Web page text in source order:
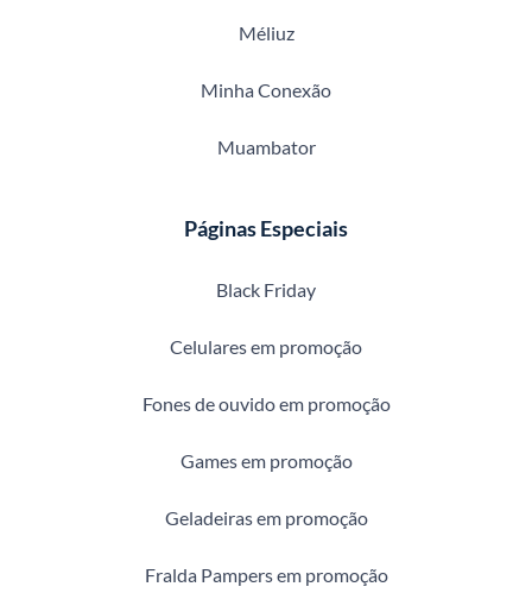
Méliuz
Minha Conexão
Muambator
Páginas Especiais
Black Friday
Celulares em promoção
Fones de ouvido em promoção
Games em promoção
Geladeiras em promoção
Fralda Pampers em promoção